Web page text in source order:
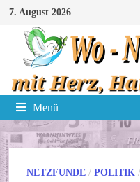
Zum
Inhalt
springen
7. August 2026
Menü
NETZFUNDE /POLITIK